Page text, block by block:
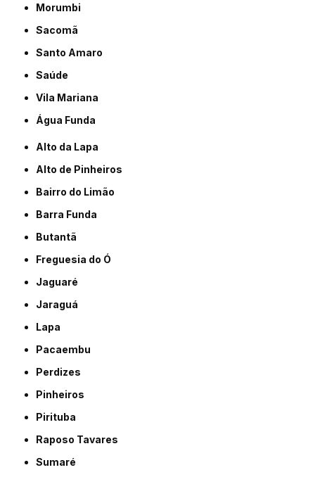
Morumbi
Sacomã
Santo Amaro
Saúde
Vila Mariana
Água Funda
Alto da Lapa
Alto de Pinheiros
Bairro do Limão
Barra Funda
Butantã
Freguesia do Ó
Jaguaré
Jaraguá
Lapa
Pacaembu
Perdizes
Pinheiros
Pirituba
Raposo Tavares
Sumaré